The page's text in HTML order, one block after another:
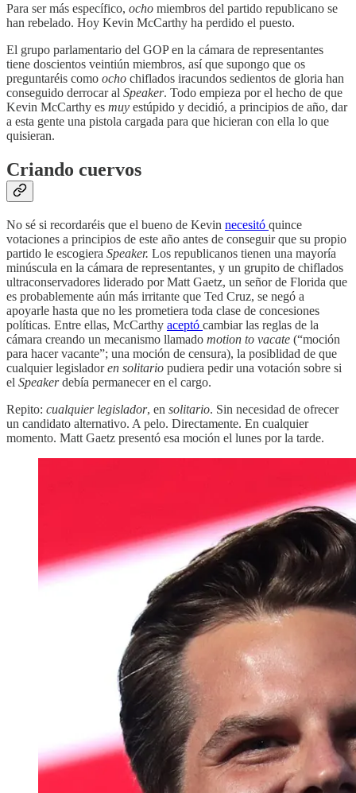
Para ser más específico, ocho miembros del partido republicano se
han rebelado. Hoy Kevin McCarthy ha perdido el puesto.
El grupo parlamentario del GOP en la cámara de representantes
tiene doscientos veintiún miembros, así que supongo que os
preguntaréis como ocho chiflados iracundos sedientos de gloria han
conseguido derrocar al Speaker. Todo empieza por el hecho de que
Kevin McCarthy es muy estúpido y decidió, a principios de año, dar
a esta gente una pistola cargada para que hicieran con ella lo que
quisieran.
Criando cuervos
No sé si recordaréis que el bueno de Kevin necesitó quince
votaciones a principios de este año antes de conseguir que su propio
partido le escogiera Speaker. Los republicanos tienen una mayoría
minúscula en la cámara de representantes, y un grupito de chiflados
ultraconservadores liderado por Matt Gaetz, un señor de Florida que
es probablemente aún más irritante que Ted Cruz, se negó a
apoyarle hasta que no les prometiera toda clase de concesiones
políticas. Entre ellas, McCarthy aceptó cambiar las reglas de la
cámara creando un mecanismo llamado motion to vacate (“moción
para hacer vacante”; una moción de censura), la posiblidad de que
cualquier legisladoren solitario pudiera pedir una votación sobre si
el Speakerdebía permanecer en el cargo.
Repito: cualquier legislador, en solitario. Sin necesidad de ofrecer
un candidato alternativo. A pelo. Directamente. En cualquier
momento. Matt Gaetz presentó esa moción el lunes por la tarde.